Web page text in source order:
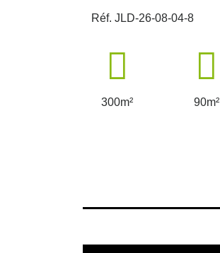
Réf. JLD-26-08-04-8
300m² 90m²